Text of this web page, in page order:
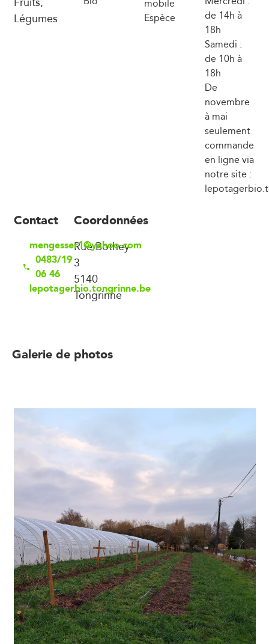
Légumes
mobile
Espèce
de 14h à
18h
Samedi :
de 10h à
18h
De
novembre
à mai
seulement
commande
en ligne via
notre site :
Contact
mengesser1@yahoo.com
0483/19
06 46
lepotagerbio.tongrinne.be
Coordonnées
Rue Bothey
3
5140
Tongrinne
Galerie de photos